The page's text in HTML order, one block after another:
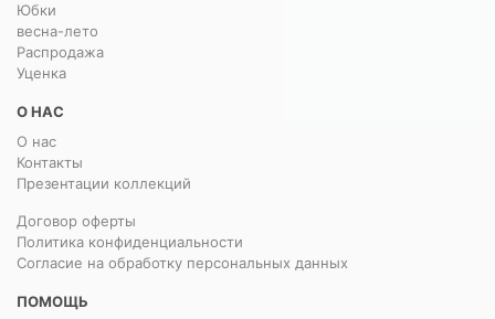
Юбки
весна-лето
Распродажа
Уценка
О НАС
О нас
Контакты
Презентации коллекций
Договор оферты
Политика конфиденциальности
Согласие на обработку персональных данных
ПОМОЩЬ